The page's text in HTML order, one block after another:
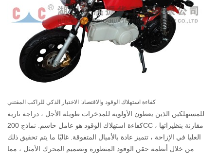
كفاءة استهلاك الوقود والاقتصاد: الاختيار الذكي للراكب المقتني
للمستهلكين الذين يعطون الأولوية للمدخرات طويلة الأجل ، دراجة نارية
كفاءة استهلاك الوقود
هو عامل حاسم. نماذج 200CC ، مقارنة بنظيراتها
العليا في الإزاحة ، تتميز عادة بالأميال المتفوقة. غالبًا ما يتم تحقيق ذلك
من خلال أنظمة حقن الوقود المتطورة وتصميم المحرك الأمثل ، مما